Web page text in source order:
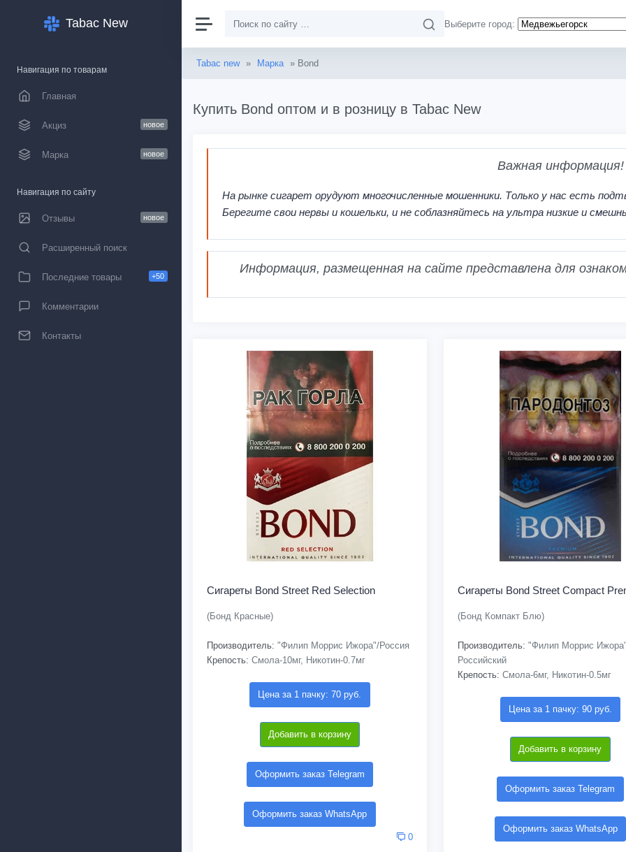
Tabac New
Навигация по товарам
Главная
Акциз новое
Марка новое
Навигация по сайту
Отзывы новое
Расширенный поиск
Последние товары +50
Комментарии
Контакты
Выберите город:
Tabac new » Марка » Bond
Купить Bond оптом и в розницу в Tabac New
Важная информация!
На рынке сигарет орудуют многочисленные мошенники. Только у нас есть
Берегите свои нервы и кошельки, и не соблазняйтесь на ультра низкие и
Информация, размещенная на сайте представлена для
Сигареты Bond Street Red Selection
(Бонд Красные)
Производитель: "Филип Моррис Ижора"/Россия
Крепость: Смола-10мг, Никотин-0.7мг
Цена за 1 пачку: 70 руб.
Добавить в корзину
Оформить заказ Telegram
Оформить заказ WhatsApp
0
Сигареты Bond Street Compact
(Бонд Компакт Блю)
Производитель: "Филип Моррис
Российский
Крепость: Смола-6мг, Никотин-0.5мг
Цена за 1 пачку: 90 руб.
Добавить в корзину
Оформить заказ Telegram
Оформить заказ WhatsApp